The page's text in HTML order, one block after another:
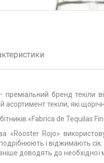
преміальний бренд текіли
асортимент текіли, які
«Fabrica de Tequilas
«Rooster Rojo»
і віджимають
доводять до необхідної